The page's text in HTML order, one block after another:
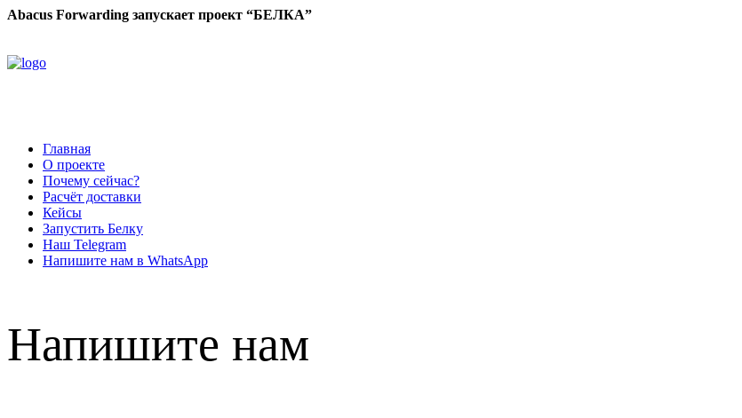
Abacus Forwarding запускает проект “БЕЛКА”
Главная
О проекте
Почему сейчас?
Расчёт доставки
Кейсы
Запустить Белку
Наш Telegram
Напишите нам в WhatsApp
Напишите нам